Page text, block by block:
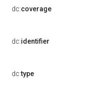
dc:coverage
dc:identifier
dc:type